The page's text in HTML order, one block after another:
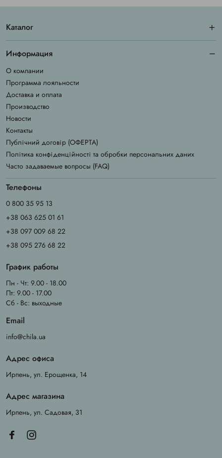
Каталог
Информация
О компании
Программа лояльности
Доставка и оплата
Производство
Новости
Контакты
Публічний договір (ОФЕРТА)
Політика конфіденційності та обробки персональних даних
Часто задаваемые вопросы (FAQ)
Телефоны
0 800 35 95 13
+38 063 625 01 61
+38 097 009 68 22
+38 095 276 68 22
График работы
Пн - Чт: 9.00 - 18.00
Пт: 9.00 - 17.00
Сб - Вс: выходные
Email
info@chila.ua
Адрес офиса
Ирпень, ул. Ерощенка, 14
Адрес магазина
Ирпень, ул. Садовая, 31